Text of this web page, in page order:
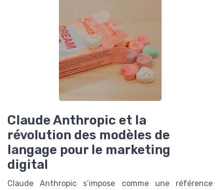
Claude Anthropic et la
révolution des modèles de
langage pour le marketing
digital
Claude Anthropic s’impose comme une référence